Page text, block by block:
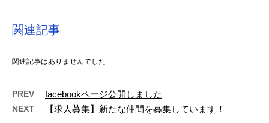
関連記事
関連記事はありませんでした
PREV facebookページ公開しました
NEXT 【求人募集】新たな仲間を募集しています！